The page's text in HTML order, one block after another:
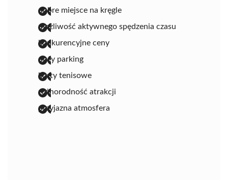
dobre miejsce na kręgle
możliwość aktywnego spędzenia czasu
konkurencyjne ceny
duży parking
korty tenisowe
różnorodność atrakcji
przyjazna atmosfera